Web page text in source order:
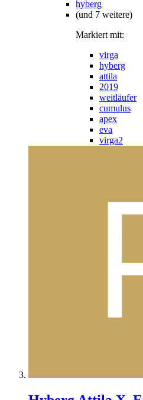
hyberg
(und 7 weitere)
Markiert mit:
virga
hyberg
attila
2019
weitläufer
cumulus
apex
eva
virga2